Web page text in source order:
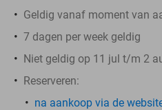
Geldig vanaf moment van
7 dagen per week geldig
Niet geldig op 11 jul t/m 2
Reserveren:
na aankoop via de